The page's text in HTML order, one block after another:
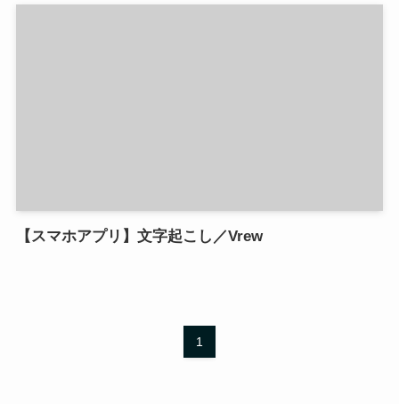
【スマホアプリ】文字起こし／Vrew
1